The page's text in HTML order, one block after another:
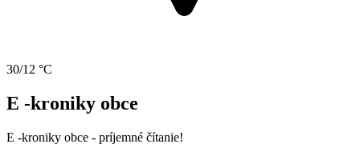
30/12 °C
E -kroniky obce
E -kroniky obce - príjemné čítanie!